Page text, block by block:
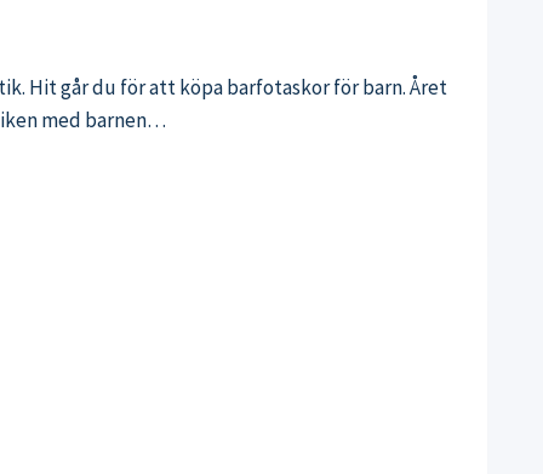
Hit går du för att köpa barfotaskor för barn. Året
med barnen…